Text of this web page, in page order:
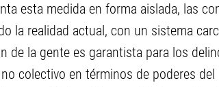
esta medida en forma aislada, las
la realidad actual, con un sistema
de la gente es garantista para los
colectivo en términos de poderes